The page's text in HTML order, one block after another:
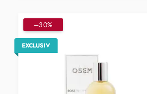
–30%
EXCLUSIV